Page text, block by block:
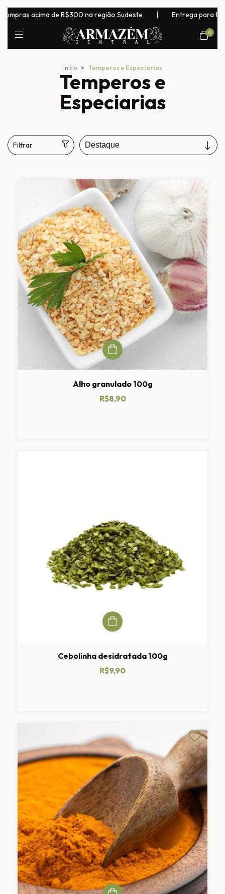
Sudeste | Entrega para todo o Brasil! Exceto laticínios,
0
Início > Temperos e Especiarias
Temperos e
Especiarias
Filtrar
Alho granulado 100g
R$8,90
Cebolinha desidratada 100g
R$9,90